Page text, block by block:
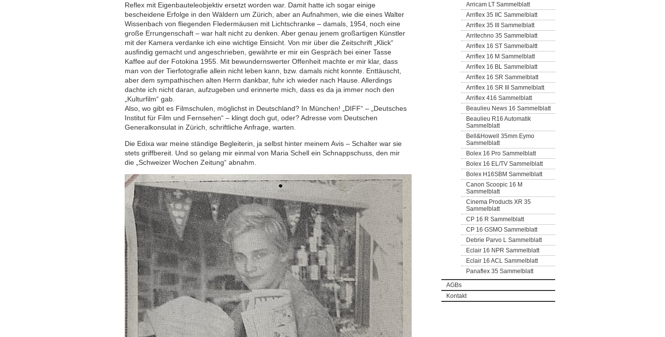
Reflex mit Eigenbauteleobjektiv ersetzt worden war. Damit hatte ich sogar einige
bescheidene Erfolge in den Wäldern um Zürich, aber an Aufnahmen, wie die eines Walter
Wissenbach von fliegenden Fledermäusen mit Lichtschranke – damals, 1954, noch eine
große Errungenschaft – war halt nicht zu denken. Aber genau jenem großartigen Künstler
mit der Kamera verdanke ich eine wichtige Einsicht. Von mir über die Zeitschrift „Klick“
ausfindig gemacht und angeschrieben, gewährte er mir ein Gespräch bei einer Tasse
Kaffee auf der Fotokina 1955. Mit bewundernswerter Offenheit machte er mir klar, dass
man von der Tierfotografie allein nicht leben kann, bzw. damals nicht konnte. Enttäuscht,
aber dem sympathischen alten Herrn dankbar, fuhr ich wieder nach Hause. Allerdings
dachte ich nicht daran, aufzugeben und erinnerte mich, dass es da ja immer noch den
„Kulturfilm“ gab.
Also, wo gibt es Filmschulen, möglichst in Deutschland? In München! „DIFF“ – „Deutsches
Institut für Film und Fernsehen“ – klingt doch gut, oder? Adresse vom Deutschen
Generalkonsulat in Zürich, schriftliche Anfrage, warten.
Die Edixa war meine ständige Begleiterin, ja selbst hinter meinem Avis – Schalter war sie
stets griffbereit. Und so gelang mir einmal von Maria Schell ein Schnappschuss, den mir
die „Schweizer Wochen Zeitung“ abnahm.
Arricam LT Sammelblatt
Arriflex 35 IIC Sammelblatt
Arriflex 35 III Sammelblatt
Arritechno 35 Sammelblatt
Arriflex 16 ST Sammelbaltt
Arriflex 16 M Sammelblatt
Arriflex 16 BL Sammelblatt
Arriflex 16 SR Sammelblatt
Arriflex 16 SR III Sammelblatt
Arriflex 416 Sammelblatt
Beaulieu News 16 Sammelblatt
Beaulieu R16 Automatik
Sammelblatt
Bell&Howell 35mm Eymo
Sammelblatt
Bolex 16 Pro Sammelblatt
Bolex 16 EL/TV Sammelblatt
Bolex H16SBM Sammelblatt
Canon Scoopic 16 M
Sammelblatt
Cinema Products XR 35
Sammelblatt
CP 16 R Sammelblatt
CP 16 GSMO Sammelblatt
Debrie Parvo L Sammelblatt
Eclair 16 NPR Sammelblatt
Eclair 16 ACL Sammelblatt
Panaflex 35 Sammelblatt
AGBs
Kontakt